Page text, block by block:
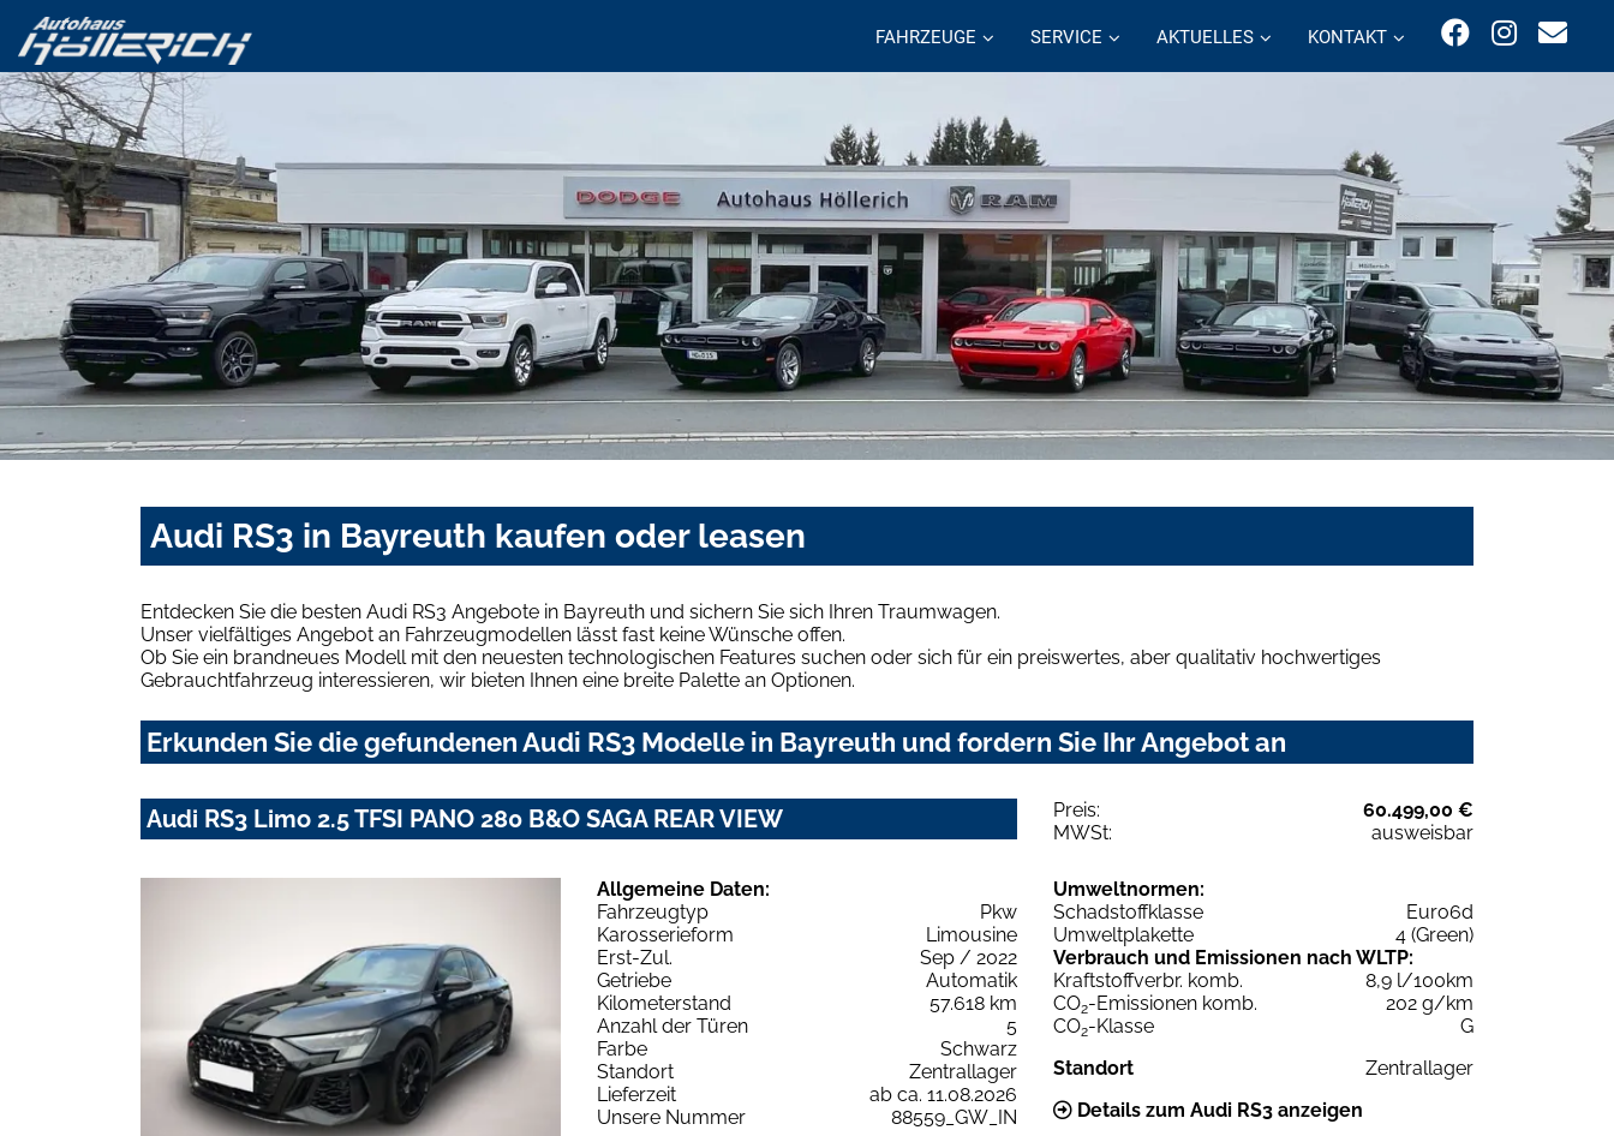
FAHRZEUGE SERVICE AKTUELLES KONTAKT
Audi RS3 in Bayreuth kaufen oder leasen
Entdecken Sie die besten Audi RS3 Angebote in Bayreuth und sichern Sie sich Ihren Traumwagen.
Unser vielfältiges Angebot an Fahrzeugmodellen lässt fast keine Wünsche offen.
Ob Sie ein brandneues Modell mit den neuesten technologischen Features suchen oder sich für ein preiswertes, aber qualitativ hochwertiges
Gebrauchtfahrzeug interessieren, wir bieten Ihnen eine breite Palette an Optionen.
Erkunden Sie die gefundenen Audi RS3 Modelle in Bayreuth und fordern Sie Ihr Angebot an
Audi RS3 Limo 2.5 TFSI PANO 280 B&O SAGA REAR VIEW Preis:
60.499,00 €
MWSt:
ausweisbar
Allgemeine Daten:
Fahrzeugtyp
Pkw
Karosserieform
Limousine
Erst-Zul.
Sep / 2022
Getriebe
Automatik
Kilometerstand
57.618 km
Anzahl der Türen
5
Farbe
Schwarz
Standort
Zentrallager
Lieferzeit
ab ca. 11.08.2026
Unsere Nummer
88559_GW_IN
Umweltnormen:
Schadstoffklasse
Euro6d
Umweltplakette
4 (Green)
Verbrauch und Emissionen nach WLTP:
Kraftstoffverbr. komb.
8,9 l/100km
CO2-Emissionen komb.
202 g/km
CO2-Klasse
G
Standort
Zentrallager
Details zum Audi RS3 anzeigen